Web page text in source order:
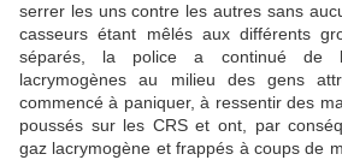
serrer les uns contre les autres sans
casseurs étant mêlés aux différents
séparés, la police a continué de
lacrymogènes au milieu des gens
commencé à paniquer, à ressentir des
poussés sur les CRS et ont, par
gaz lacrymogène et frappés à coups de